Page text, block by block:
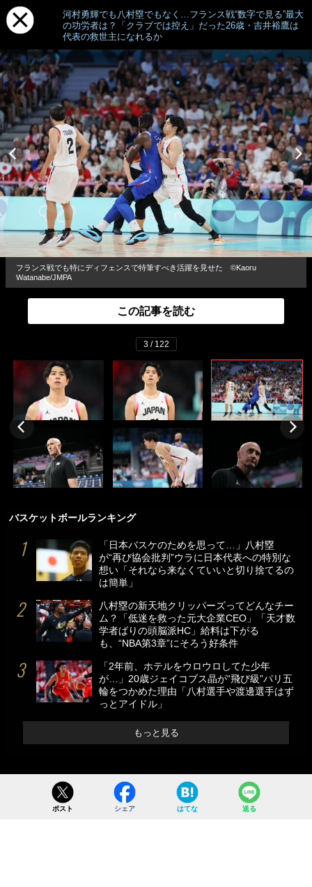
河村勇輝でも八村塁でもなく…フランス戦“数字で見る”最大
の功労者は？「クラブでは控え」だった26歳・吉井裕鷹は
代表の救世主になれるか
フランス戦でも特にディフェンスで特筆すべき活躍を見せた ©︎Kaoru
Watanabe/JMPA
この記事を読む
3 / 122
バスケットボールランキング
「日本バスケのためを思って…」八村塁
が“再び協会批判”ウラに日本代表への特別な
想い「それなら来なくていいと切り捨てるの
は簡単」
八村塁の新天地クリッパーズってどんなチー
ム？「低迷を救った元大企業CEO」「天才数
学者ばりの頭脳派HC」給料は下がる
も、“NBA第3章”にそろう好条件
「2年前、ホテルをウロウロしてた少年
が…」20歳ジェイコブス晶が“飛び級”パリ五
輪をつかめた理由「八村選手や渡邊選手はず
っとアイドル」
もっと見る
ポスト シェア はてな 送る